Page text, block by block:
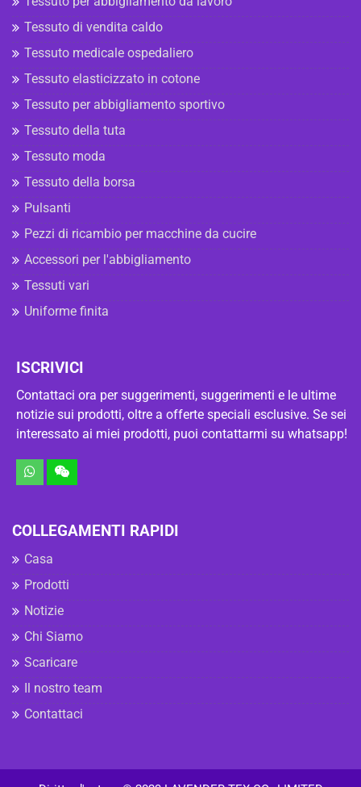
Tessuto di vendita caldo
Tessuto medicale ospedaliero
Tessuto elasticizzato in cotone
Tessuto per abbigliamento sportivo
Tessuto della tuta
Tessuto moda
Tessuto della borsa
Pulsanti
Pezzi di ricambio per macchine da cucire
Accessori per l'abbigliamento
Tessuti vari
Uniforme finita
ISCRIVICI
Contattaci ora per suggerimenti, suggerimenti e le ultime
notizie sui prodotti, oltre a offerte speciali esclusive. Se sei
interessato ai miei prodotti, puoi contattarmi su whatsapp!
COLLEGAMENTI RAPIDI
Casa
Prodotti
Notizie
Chi Siamo
Scaricare
Il nostro team
Contattaci